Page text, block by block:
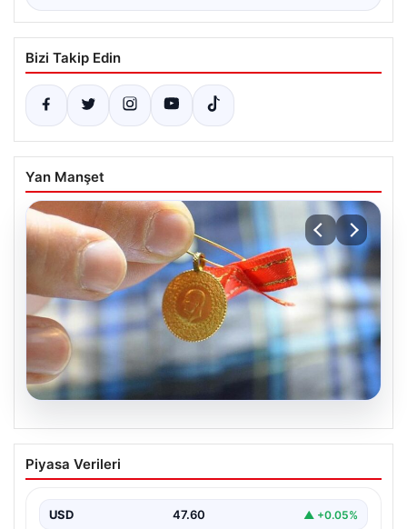
Bizi Takip Edin
Yan Manşet
05.08.2026
Altın fiyatları canlı 8 Nisan 2026: Altın
fiyatları ne kadar oldu? Gram, çeyrek,
fiyatları
Piyasa Verileri
USD 47.60 ▲ +0.05%